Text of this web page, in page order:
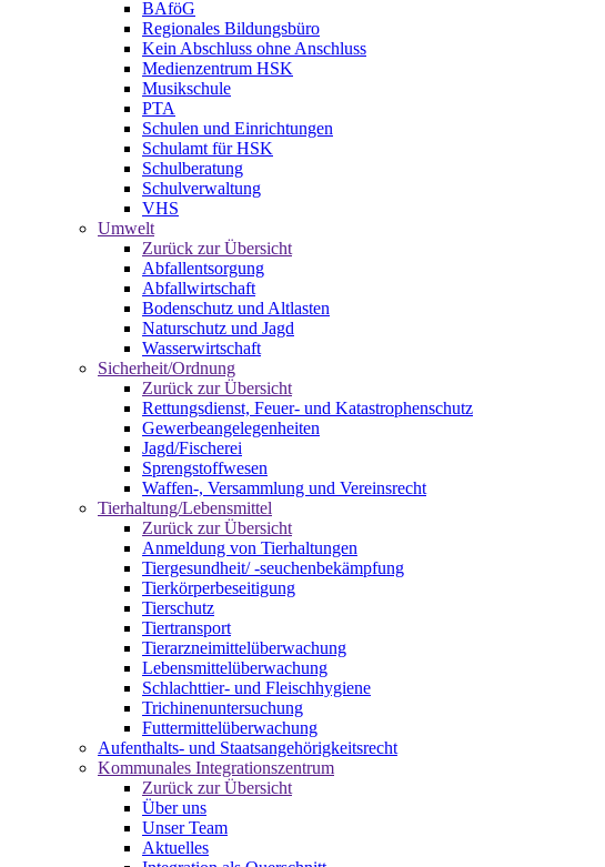
BAföG
Regionales Bildungsbüro
Kein Abschluss ohne Anschluss
Medienzentrum HSK
Musikschule
PTA
Schulen und Einrichtungen
Schulamt für HSK
Schulberatung
Schulverwaltung
VHS
Umwelt
Zurück zur Übersicht
Abfallentsorgung
Abfallwirtschaft
Bodenschutz und Altlasten
Naturschutz und Jagd
Wasserwirtschaft
Sicherheit/Ordnung
Zurück zur Übersicht
Rettungsdienst, Feuer- und Katastrophenschutz
Gewerbeangelegenheiten
Jagd/Fischerei
Sprengstoffwesen
Waffen-, Versammlung und Vereinsrecht
Tierhaltung/Lebensmittel
Zurück zur Übersicht
Anmeldung von Tierhaltungen
Tiergesundheit/ -seuchenbekämpfung
Tierkörperbeseitigung
Tierschutz
Tiertransport
Tierarzneimittelüberwachung
Lebensmittelüberwachung
Schlachttier- und Fleischhygiene
Trichinenuntersuchung
Futtermittelüberwachung
Aufenthalts- und Staatsangehörigkeitsrecht
Kommunales Integrationszentrum
Zurück zur Übersicht
Über uns
Unser Team
Aktuelles